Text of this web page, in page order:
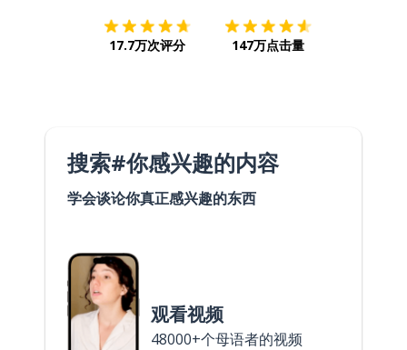
17.7万次评分 147万点击量
搜索#你感兴趣的内容
学会谈论你真正感兴趣的东西
观看视频
48000+个母语者的视频